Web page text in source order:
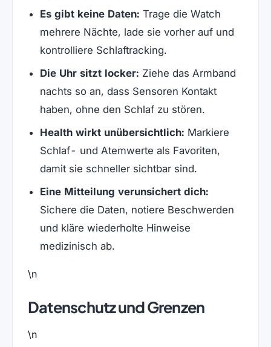
Es gibt keine Daten: Trage die Watch
mehrere Nächte, lade sie vorher auf und
kontrolliere Schlaftracking.
Die Uhr sitzt locker: Ziehe das Armband
nachts so an, dass Sensoren Kontakt
haben, ohne den Schlaf zu stören.
Health wirkt unübersichtlich: Markiere
Schlaf- und Atemwerte als Favoriten,
damit sie schneller sichtbar sind.
Eine Mitteilung verunsichert dich:
Sichere die Daten, notiere Beschwerden
und kläre wiederholte Hinweise
medizinisch ab.
\n
Datenschutz und Grenzen
\n